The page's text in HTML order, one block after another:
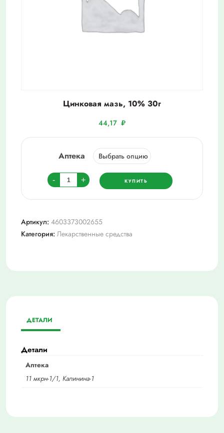
Цинковая мазь, 10% 30г
44,17 ₽
Аптека
-
Количество
товара
Цинковая
10%
30г
+ КУПИТЬ
Артикул: 4603373002655
Категория: Лекарственные средства
ДЕТАЛИ
Детали
Аптека
11 мкрн-1/1, Калинина-1